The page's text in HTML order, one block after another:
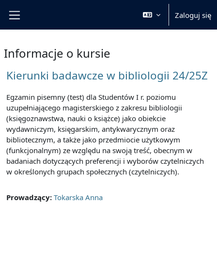
Zaloguj się
Informacje o kursie
Kierunki badawcze w bibliologii 24/25Z
Egzamin pisemny (test) dla Studentów I r. poziomu
uzupełniającego magisterskiego z zakresu bibliologii
(księgoznawstwa, nauki o książce) jako obiekcie
wydawniczym, księgarskim, antykwarycznym oraz
bibliotecznym, a także jako przedmiocie użytkowym
(funkcjonalnym) ze względu na swoją treść, obecnym w
badaniach dotyczących preferencji i wyborów czytelniczych
w określonych grupach społecznych (czytelniczych).
Prowadzący: Tokarska Anna